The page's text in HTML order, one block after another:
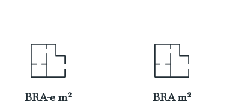
BRA-e m² BRA m²